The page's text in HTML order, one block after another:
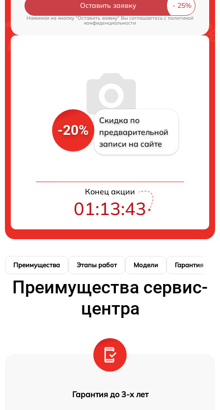
Оставить заявку
Нажимая на кнопку "Оставить заявку" Вы соглашаетесь cполитикой
конфиденциальности
-20%
Скидка по
предварительной
записи на сайте
Конец акции
01:13:42
Преимущества Этапы работ Модели Гарантия
Преимущества сервис-
центра
Гарантия до 3-х лет